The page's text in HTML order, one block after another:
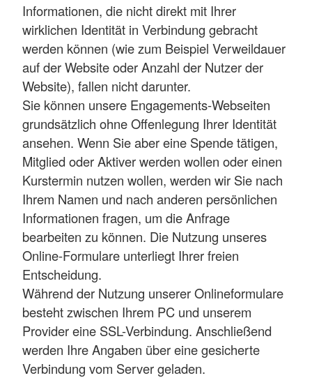
Informationen, die nicht direkt mit Ihrer
wirklichen Identität in Verbindung gebracht
werden können (wie zum Beispiel Verweildauer
auf der Website oder Anzahl der Nutzer der
Website), fallen nicht darunter.
Sie können unsere Engagements-Webseiten
grundsätzlich ohne Offenlegung Ihrer Identität
ansehen. Wenn Sie aber eine Spende tätigen,
Mitglied oder Aktiver werden wollen oder einen
Kurstermin nutzen wollen, werden wir Sie nach
Ihrem Namen und nach anderen persönlichen
Informationen fragen, um die Anfrage
bearbeiten zu können. Die Nutzung unseres
Online-Formulare unterliegt Ihrer freien
Entscheidung.
Während der Nutzung unserer Onlineformulare
besteht zwischen Ihrem PC und unserem
Provider eine SSL-Verbindung. Anschließend
werden Ihre Angaben über eine gesicherte
Verbindung vom Server geladen.